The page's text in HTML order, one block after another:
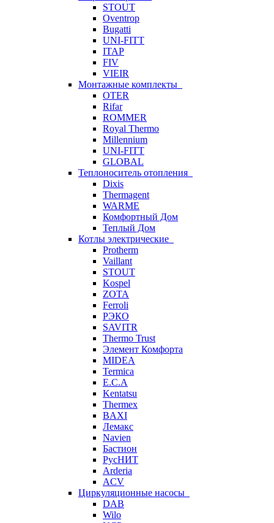
STOUT
Oventrop
Bugatti
UNI-FITT
ITAP
FIV
VIEIR
Монтажные комплекты
OTER
Rifar
ROMMER
Royal Thermo
Millennium
UNI-FITT
GLOBAL
Теплоноситель отопления
Dixis
Thermagent
WARME
Комфортный Дом
Теплый Дом
Котлы электрические
Protherm
Vaillant
STOUT
Kospel
ZOTA
Ferroli
РЭКО
SAVITR
Thermo Trust
Элемент Комфорта
MIDEA
Termica
E.C.A
Kentatsu
Thermex
BAXI
Лемакс
Navien
Бастион
РусНИТ
Arderia
ACV
Циркуляционные насосы
DAB
Wilo